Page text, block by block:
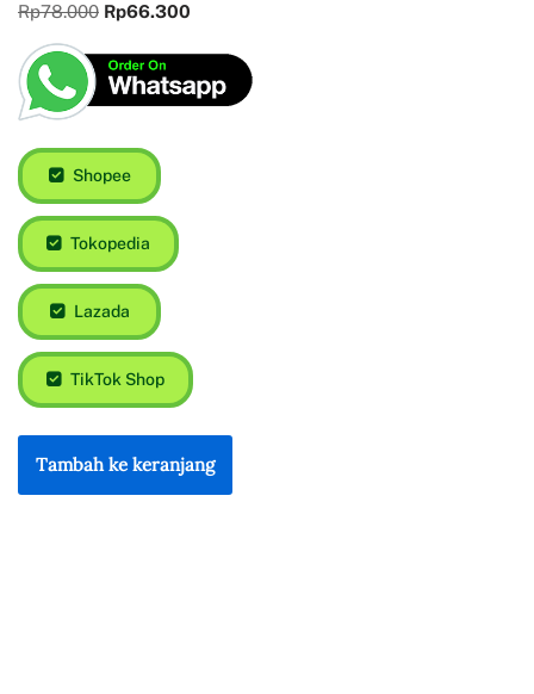
Rp78.000 Rp66.300
Shopee
Tokopedia
Lazada
TikTok Shop
Tambah ke keranjang